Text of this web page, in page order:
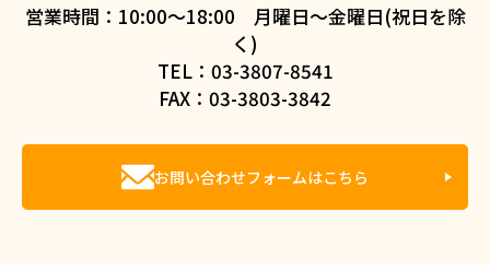
営業時間：10:00～18:00 月曜日～金曜日(祝日を除
く)
TEL：03-3807-8541
FAX：03-3803-3842
お問い合わせフォームはこちら